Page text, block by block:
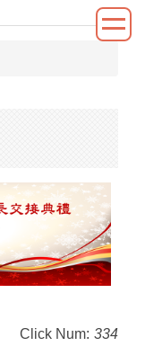
Click Num: 334